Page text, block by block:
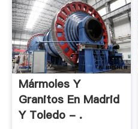
Mármoles Y
Granitos En Madrid
Y Toledo - .